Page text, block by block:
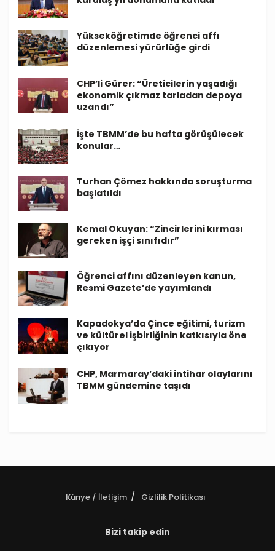
Yükseköğretimde öğrenci affı
düzenlemesi yürürlüğe girdi
CHP’li Gürer: “Üreticilerin yaşadığı
ekonomik çıkmaz tarladan depoya
uzandı”
İşte TBMM’de bu hafta görüşülecek
konular…
Turhan Çömez hakkında soruşturma
başlatıldı
Kemal Okuyan: “Zincirlerini kırması
gereken işçi sınıfıdır”
Öğrenci affını düzenleyen kanun,
Resmi Gazete’de yayımlandı
Kapadokya’da Çince eğitimi, turizm
ve kültürel işbirliğinin katkısıyla öne
çıkıyor
CHP, Marmaray’daki intihar olaylarını
TBMM gündemine taşıdı
Künye / İletişim Gizlilik Politikası
Bizi takip edin